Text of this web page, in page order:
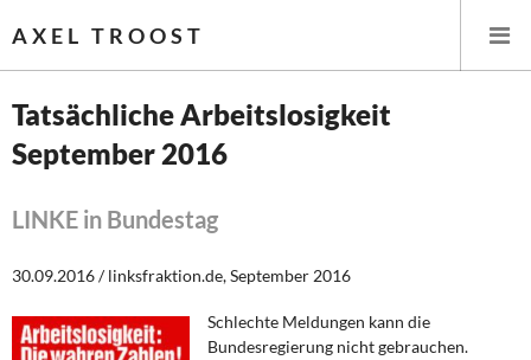
AXEL TROOST
Startseite
Themen
Leitlinien linker Wirtschafts- und Finanzpolitik
Wirtschaftspolitik
Tatsächliche Arbeitslosigkeit
September 2016
LINKE in Bundestag
30.09.2016 / linksfraktion.de, September 2016
Schlechte Meldungen kann die
Bundesregierung nicht gebrauchen.